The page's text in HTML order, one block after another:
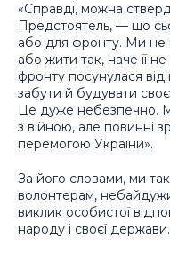
«Справді, можна
Предстоятель, — що
або для фронту. Ми не
або жити так, наче її
фронту посунулася
забути й будувати
Це дуже небезпечно.
з війною, але повинні
перемогою України».
За його словами, ми
волонтерам,
виклик особистої
народу і своєї держави.